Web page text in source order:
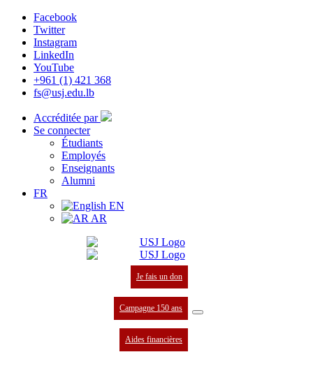
Facebook
Twitter
Instagram
LinkedIn
YouTube
+961 (1) 421 368
fs@usj.edu.lb
Accréditée par
Se connecter
Étudiants
Employés
Enseignants
Alumni
FR
EN
AR
Je fais un don
Campagne 150 ans
Aides financières